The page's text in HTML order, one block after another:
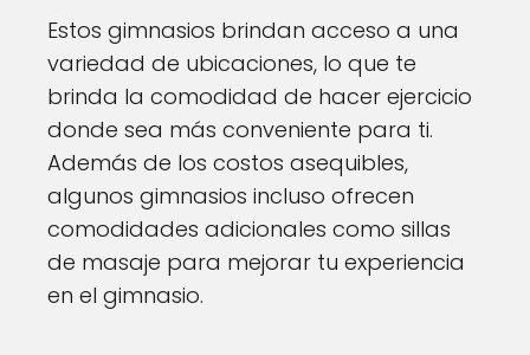
Estos gimnasios brindan acceso a una
variedad de ubicaciones, lo que te
brinda la comodidad de hacer ejercicio
donde sea más conveniente para ti.
Además de los costos asequibles,
algunos gimnasios incluso ofrecen
comodidades adicionales como sillas
de masaje para mejorar tu experiencia
en el gimnasio.